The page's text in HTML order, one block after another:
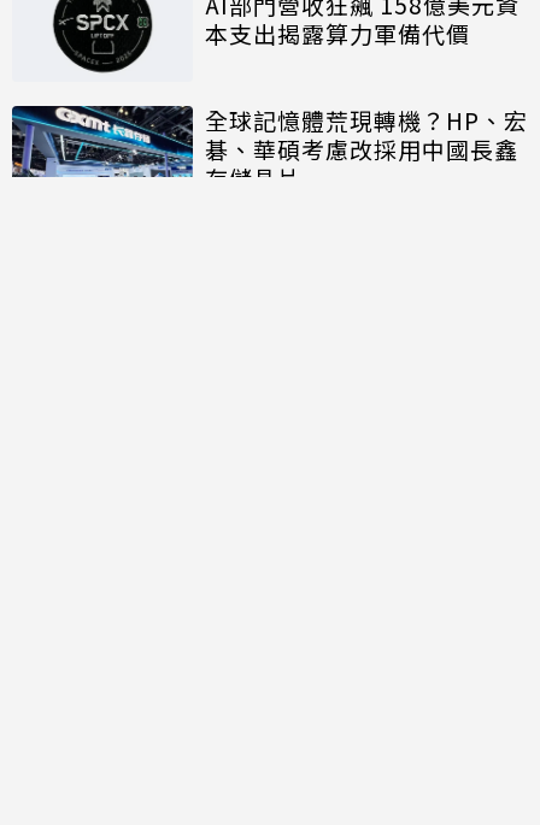
本支出揭露算力軍備代價
全球記憶體荒現轉機？HP、宏
碁、華碩考慮改採用中國長鑫
存儲晶片